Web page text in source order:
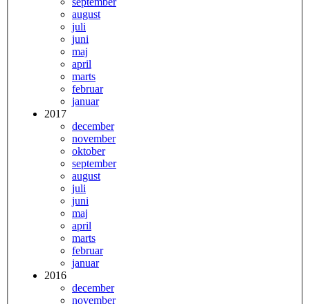
august
juli
juni
maj
april
marts
februar
januar
2017
december
november
oktober
september
august
juli
juni
maj
april
marts
februar
januar
2016
december
november